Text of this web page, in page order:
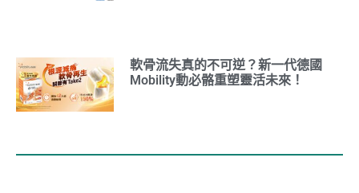
軟骨流失真的不可逆？新一代德國
Mobility動必骼重塑靈活未來！